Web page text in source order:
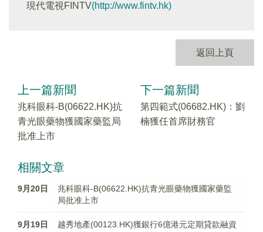
現代電視FINTV(http://www.fintv.hk)
返回上頁
上一篇新聞
兆科眼科-B(06622.HK)抗
青光眼藥物獲國家藥監局
批准上市
下一篇新聞
第四範式(06682.HK)：劉
楠獲任首席財務官
相關文章
9月20日
兆科眼科-B(06622.HK)抗青光眼藥物獲國家藥監
局批准上市
9月19日 越秀地產(00123.HK)獲銀行6億港元定期貸款融資